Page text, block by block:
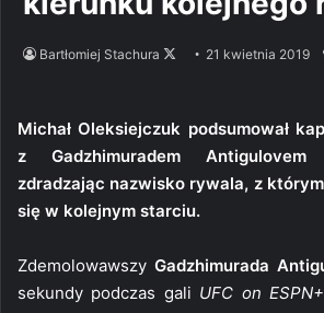
Bartłomiej Stachura
Follow21 kwietnia 2019
Michał Oleksiejczuk podsumował
z Gadzhimuradem
zdradzając nazwisko rywala, z
się w kolejnym starciu.
Zdemolowawszy Gadzhimurada
sekundy podczas gali UFC on